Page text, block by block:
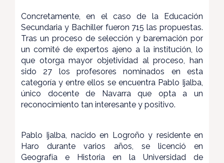
Concretamente, en el caso de la Educación
Secundaria y Bachiller fueron 715 las propuestas.
Tras un proceso de selección y baremación por
un comité de expertos ajeno a la institución, lo
que otorga mayor objetividad al proceso, han
sido 27 los profesores nominados en esta
categoría y entre ellos se encuentra Pablo Ijalba,
único docente de Navarra que opta a un
reconocimiento tan interesante y positivo.
Pablo Ijalba, nacido en Logroño y residente en
Haro durante varios años, se licenció en
Geografía e Historia en la Universidad de